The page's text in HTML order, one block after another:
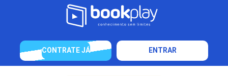
CONTRATE JÁ ENTRAR